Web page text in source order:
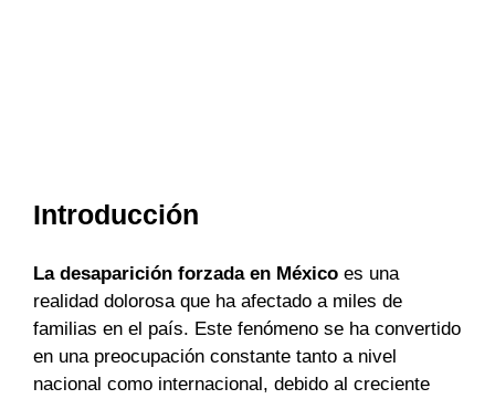
Introducción
La desaparición forzada en México es una
realidad dolorosa que ha afectado a miles de
familias en el país. Este fenómeno se ha convertido
en una preocupación constante tanto a nivel
nacional como internacional, debido al creciente